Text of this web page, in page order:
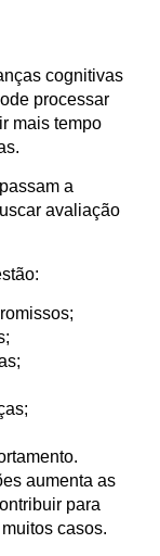
cognitivas
processar
mais tempo
a
avaliação
aumenta as
para
casos.